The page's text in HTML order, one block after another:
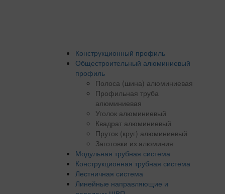
Конструкционный профиль
Общестроительный алюминиевый
профиль
Полоса (шина) алюминиевая
Профильная труба
алюминиевая
Уголок алюминиевый
Квадрат алюминиевый
Пруток (круг) алюминиевый
Заготовки из алюминия
Модульная трубная система
Конструкционная трубная система
Лестничная система
Линейные направляющие и